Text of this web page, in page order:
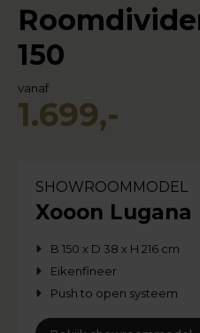
150
vanaf
1.699,-
SHOWROOMMODEL
Xooon
B 150 x D 38 x H 216 cm
Eikenfineer
Push to open systeem